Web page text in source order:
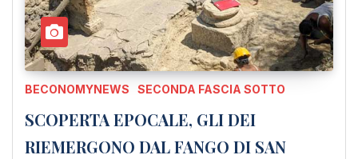
BECONOMYNEWS SECONDA FASCIA SOTTO
SCOPERTA EPOCALE, GLI DEI
RIEMERGONO DAL FANGO DI SAN